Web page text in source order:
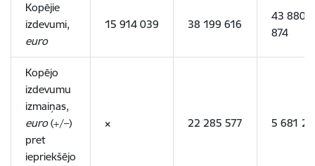
Kopējie
izdevumi,
euro
15 914 039 38 199 616
43 880
874
Kopējo
izdevumu
izmaiņas,
euro(+/–)
pret
iepriekšējo
× 22 285 577 5 681